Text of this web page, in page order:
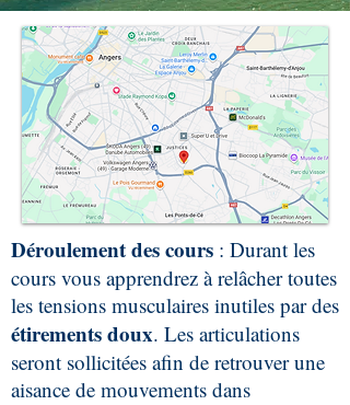
Déroulement des cours : Durant les
cours vous apprendrez à relâcher toutes
les tensions musculaires inutiles par des
étirements doux. Les articulations
seront sollicitées afin de retrouver une
aisance de mouvements dans